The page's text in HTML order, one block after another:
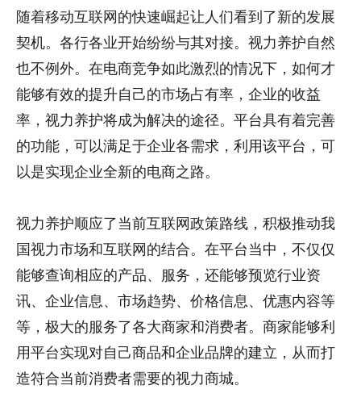
随着移动互联网的快速崛起让人们看到了新的发展
契机。各行各业开始纷纷与其对接。 视力养护自然
也不例外。在电商竞争如此激烈的情况下，如何才
能够有效的提升自己的市场占有率，企业的收益
率， 视力养护将成为解决的途径。平台具有着完善
的功能，可以满足于企业各需求，利用该平台，可
以是实现企业全新的电商之路。
视力养护顺应了当前互联网政策路线，积极推动我
国视力市场和互联网的结合。在平台当中，不仅仅
能够查询相应的产品、服务，还能够预览行业资
讯、企业信息、市场趋势、价格信息、优惠内容等
等，极大的服务了各大商家和消费者。商家能够利
用平台实现对自己商品和企业品牌的建立，从而打
造符合当前消费者需要的视力商城。